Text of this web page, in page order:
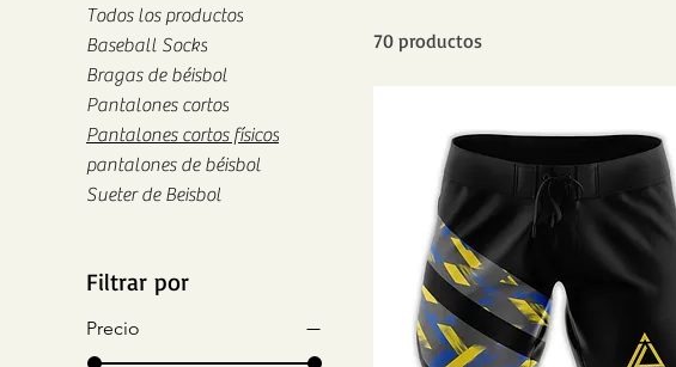
Todos los productos
Baseball Socks
Bragas de béisbol
Pantalones cortos
Pantalones cortos físicos
pantalones de béisbol
Sueter de Beisbol
Filtrar por
Precio
70 productos